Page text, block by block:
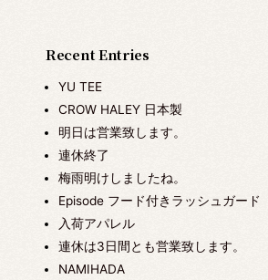
Recent Entries
YU TEE
CROW HALEY 日本製
明日は営業致します。
連休終了
梅雨明けしましたね。
Episode フード付きラッシュガード
入荷アパレル
連休は3日間とも営業致します。
NAMIHADA